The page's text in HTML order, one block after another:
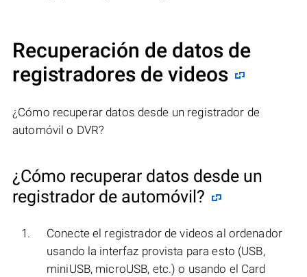
Recuperación de datos de
registradores de videos
¿Cómo recuperar datos desde un registrador de
automóvil o DVR?
¿Cómo recuperar datos desde un
registrador de automóvil?
Conecte el registrador de videos al ordenador
usando la interfaz provista para esto (USB,
miniUSB, microUSB, etc.) o usando el Card